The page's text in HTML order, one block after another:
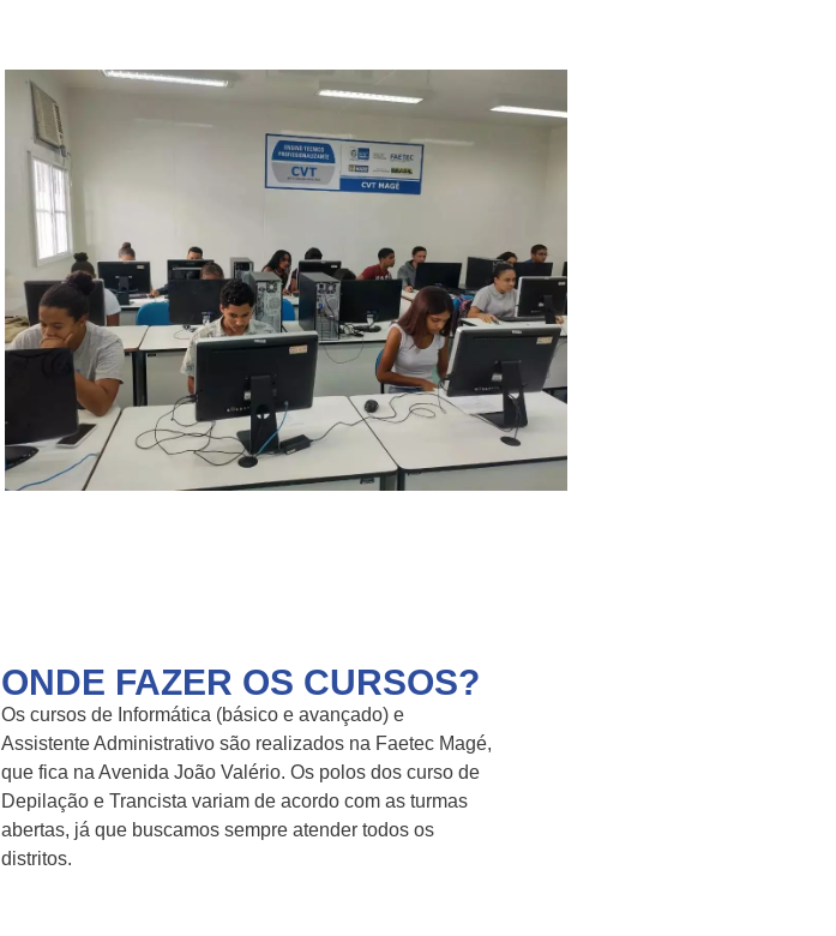
ONDE FAZER OS CURSOS?
Os cursos de Informática (básico e avançado) e
Assistente Administrativo são realizados na Faetec Magé,
que fica na Avenida João Valério. Os polos dos curso de
Depilação e Trancista variam de acordo com as turmas
abertas, já que buscamos sempre atender todos os
distritos.